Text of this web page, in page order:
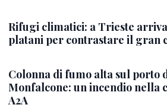
Rifugi climatici: a Trieste
platani per contrastare il gran
Colonna di fumo alta sul porto
Monfalcone: un incendio nella
A2A